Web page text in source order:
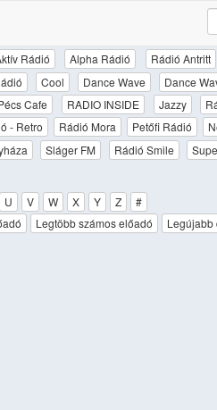
Rádió Alpha Rádió Rádió Antritt
Cool Dance Wave Dance
Cafe RADIO INSIDE Jazzy
- Retro Rádió Mora Petőfi Rádió
Sláger FM Rádió Smile
U V W X Y Z
#
Legtöbb számos előadó Legújabb